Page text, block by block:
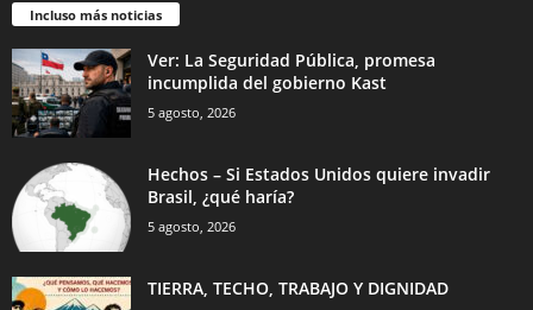
Incluso más noticias
Ver: La Seguridad Pública, promesa
incumplida del gobierno Kast
5 agosto, 2026
Hechos – Si Estados Unidos quiere invadir
Brasil, ¿qué haría?
5 agosto, 2026
TIERRA, TECHO, TRABAJO Y DIGNIDAD